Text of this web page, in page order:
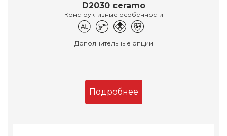
D2030 ceramo
Конструктивные особенности
Дополнительные опции
Подробнее